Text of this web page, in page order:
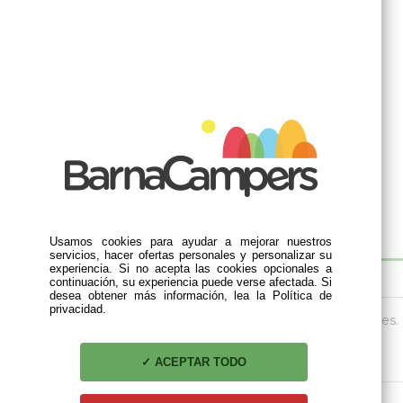
DESCRIPCIÓN
Cartucho vávula para cocinas y barbacoas portátiles.
Contenido: 230 gr.
Usamos cookies para ayudar a mejorar nuestros
servicios, hacer ofertas personales y personalizar su
experiencia. Si no acepta las cookies opcionales a
continuación, su experiencia puede verse afectada. Si
desea obtener más información, lea la Política de
privacidad.
ACEPTAR TODO